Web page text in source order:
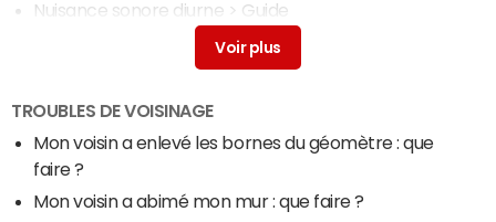
Nuisance sonore diurne > Guide
Lettre nuisance sonore> Guide
TROUBLES DE VOISINAGE
Mon voisin a enlevé les bornes du géomètre : que
faire ?
Mon voisin a abimé mon mur : que faire ?